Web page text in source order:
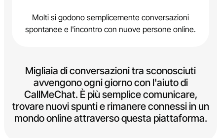
Molti si godono semplicemente conversazioni
spontanee e l'incontro con nuove persone online.
Migliaia di conversazioni tra sconosciuti
avvengono ogni giorno con l'aiuto di
CallMeChat. È più semplice comunicare,
trovare nuovi spunti e rimanere connessi in un
mondo online attraverso questa piattaforma.